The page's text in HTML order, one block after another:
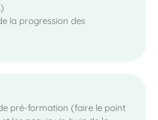
la progression des
pré-formation (faire le point